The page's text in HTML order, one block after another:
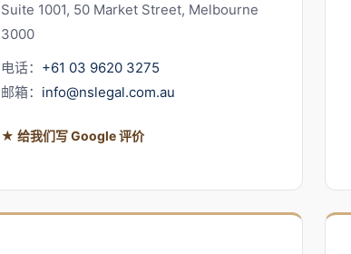
Suite 1001, 50 Market Street, Melbourne
3000
电话： +61 03 9620 3275
邮箱： info@nslegal.com.au
★ 给我们写 Google 评价